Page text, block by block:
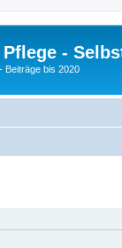
Pflege -
Beiträge bis 2020